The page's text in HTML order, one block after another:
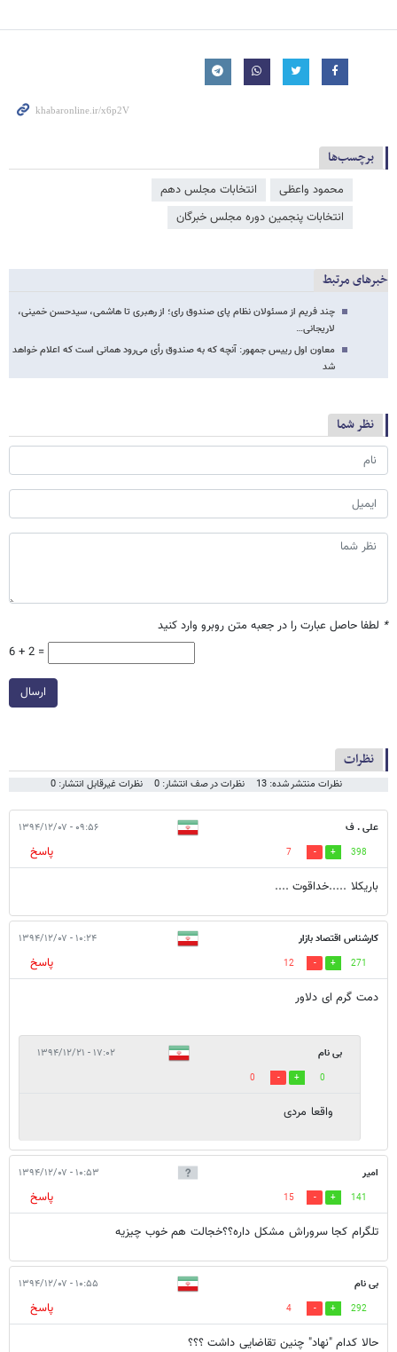
برچسب‌ها
محمود واعظی
انتخابات مجلس دهم
انتخابات پنجمین دوره مجلس خبرگان
خبرهای مرتبط
چند فریم از مسئولان نظام پای صندوق رای؛ از رهبری تا هاشمی، سیدحسن خمینی،
لاریجانی…
معاون اول رییس جمهور: آنچه که به صندوق رأی می‌رود همانی است که اعلام خواهد
شد
نظر شما
* لطفا حاصل عبارت را در جعبه متن روبرو وارد کنید
6 + 2 =
ارسال
نظرات
نظرات منتشر شده: 13 نظرات در صف انتشار: 0 نظرات غیرقابل انتشار: 0
علی . ف ۰۹:۵۶ - ۱۳۹۴/۱۲/۰۷
398
7
پاسخ
باریکلا .....خداقوت ....
کارشناس اقتصاد بازار ۱۰:۲۴ - ۱۳۹۴/۱۲/۰۷
271
12
پاسخ
دمت گرم ای دلاور
بی نام ۱۷:۰۲ - ۱۳۹۴/۱۲/۲۱
0
0
واقعا مردی
امیر ۱۰:۵۳ - ۱۳۹۴/۱۲/۰۷
141
15
پاسخ
تلگرام کجا سروراش مشکل داره؟؟خجالت هم خوب چیزیه
بی نام ۱۰:۵۵ - ۱۳۹۴/۱۲/۰۷
292
4
پاسخ
حالا کدام "نهاد" چنین تقاضایی داشت ؟؟؟